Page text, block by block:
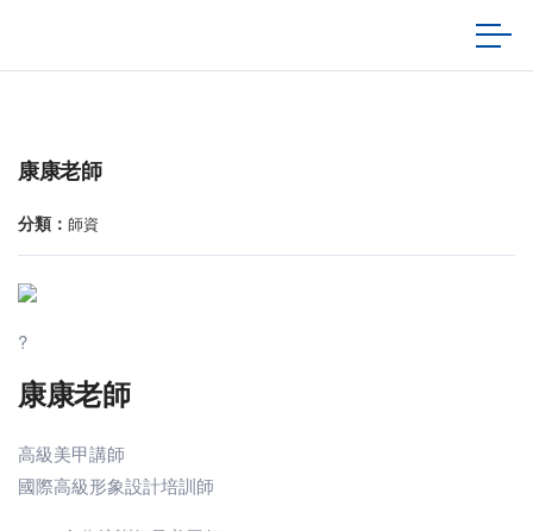
康康老師
分類： 師資
?
康康老師
高級美甲講師
國際高級形象設計培訓師